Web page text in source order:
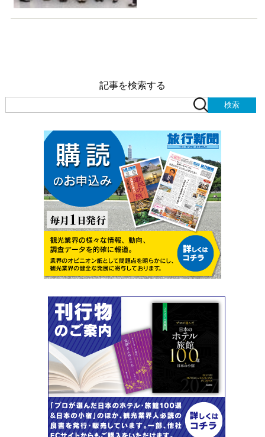
記事を検索する